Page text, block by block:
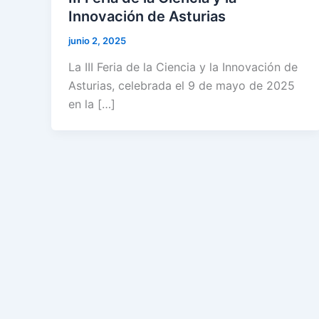
Innovación de Asturias
junio 2, 2025
La III Feria de la Ciencia y la Innovación de
Asturias, celebrada el 9 de mayo de 2025
en la […]